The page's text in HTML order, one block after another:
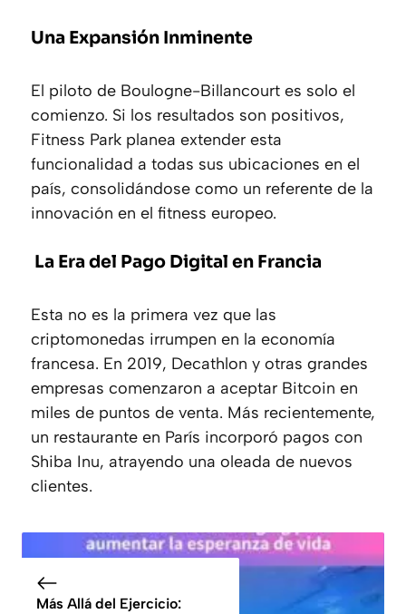
Una Expansión Inminente
El piloto de Boulogne-Billancourt es solo el
comienzo. Si los resultados son positivos,
Fitness Park planea extender esta
funcionalidad a todas sus ubicaciones en el
país, consolidándose como un referente de la
innovación en el fitness europeo.
La Era del Pago Digital en Francia
Esta no es la primera vez que las
criptomonedas irrumpen en la economía
francesa. En 2019, Decathlon y otras grandes
empresas comenzaron a aceptar Bitcoin en
miles de puntos de venta. Más recientemente,
un restaurante en París incorporó pagos con
Shiba Inu, atrayendo una oleada de nuevos
clientes.
Más Allá del Ejercicio: